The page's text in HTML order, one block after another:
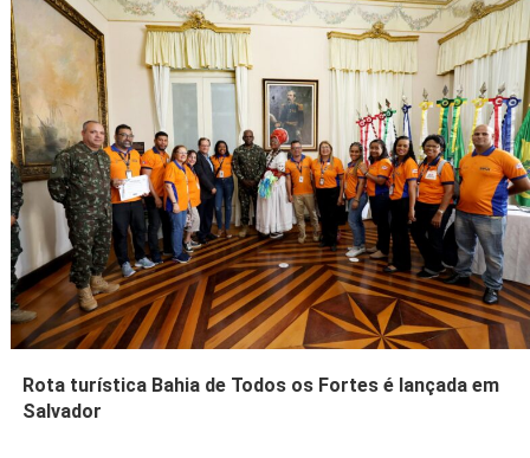
Rota turística Bahia de Todos os Fortes é lançada em
Salvador